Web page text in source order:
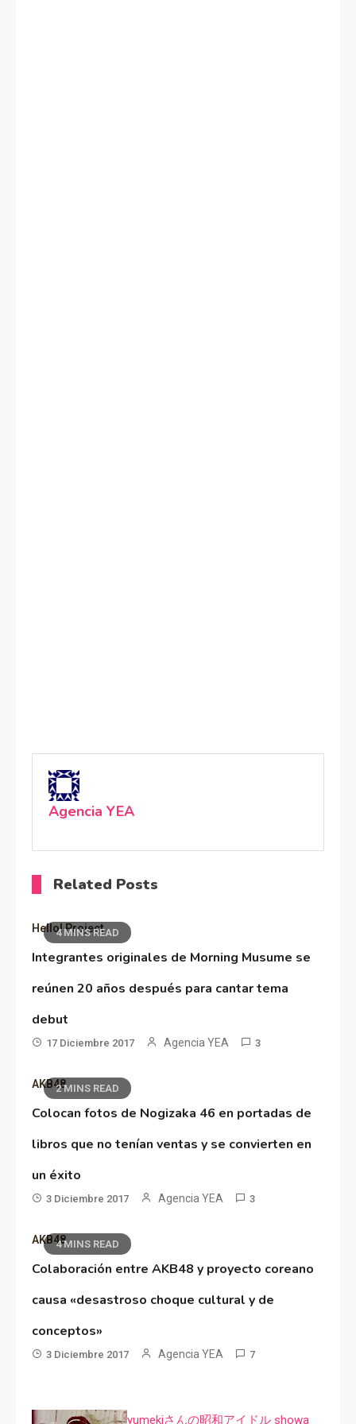
Agencia YEA
Related Posts
4 MINS READ
Hello! Project
Integrantes originales de Morning Musume se
reúnen 20 años después para cantar tema
debut
17 Diciembre 2017 Agencia YEA 3
2 MINS READ
AKB48
Colocan fotos de Nogizaka 46 en portadas de
libros que no tenían ventas y se convierten en
un éxito
3 Diciembre 2017 Agencia YEA 3
4 MINS READ
AKB48
Colaboración entre AKB48 y proyecto coreano
causa «desastroso choque cultural y de
conceptos»
3 Diciembre 2017 Agencia YEA 7
yumekiさんの昭和アイドル showa